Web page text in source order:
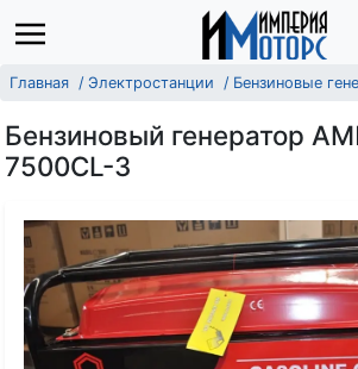
Главная Электростанции Бензиновые
Бензиновый генератор
7500CL-3